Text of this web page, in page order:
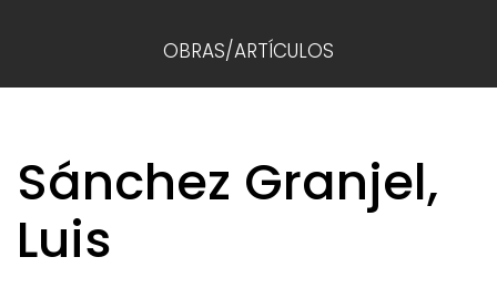
OBRAS/ARTÍCULOS
Sánchez Granjel,
Luis